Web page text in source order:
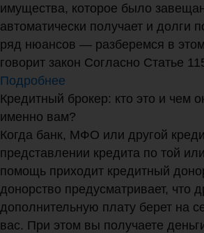
имущества, которое было
автоматически получает и долги
ряд нюансов — разберемся в
говорит закон Согласно Статье
Подробнее
Кредитный брокер: кто это и чем
именно вам?
Когда банк, МФО или другой
представлении кредита по той
помощь приходит кредитный
донорство предусматривает, что
дополнительную плату берет на
вас. При этом вы получаете